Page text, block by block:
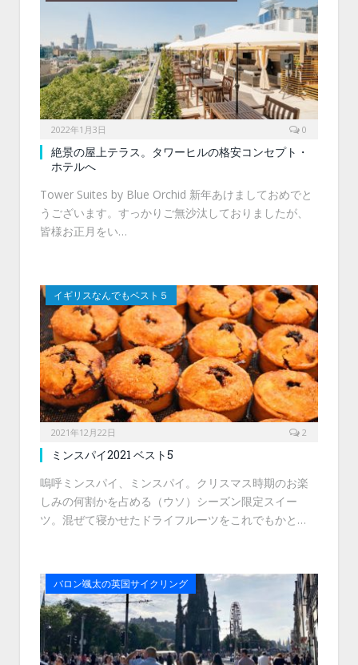
2022年1月3日 0
絶景の屋上テラス。タワーヒルの格安コンセプト・
ホテルへ
Tower Suites by Blue Orchid 新年あけましておめでと
うございます。すっかりご無沙汰しておりましたが、
皆様お正月をい…
イギリスなんでもベスト５
2021年12月22日 2
ミンスパイ2021 ベスト5
嗚呼ミンスパイ、ミンスパイ。クリスマス時期のお楽
しみの何割かを占める（ウソ）シーズン限定スイー
ツ。混ぜて寝かせたドライフルーツをこれでもかと…
バロン颯太の英国サイクリング